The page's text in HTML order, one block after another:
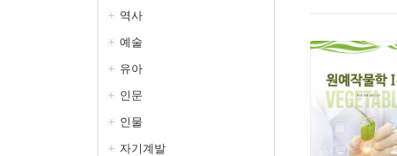
역사
예술
유아
인문
인물
자기계발